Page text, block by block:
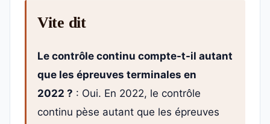
Vite dit
Le contrôle continu compte-t-il autant
que les épreuves terminales en
2022 ? : Oui. En 2022, le contrôle
continu pèse autant que les épreuves